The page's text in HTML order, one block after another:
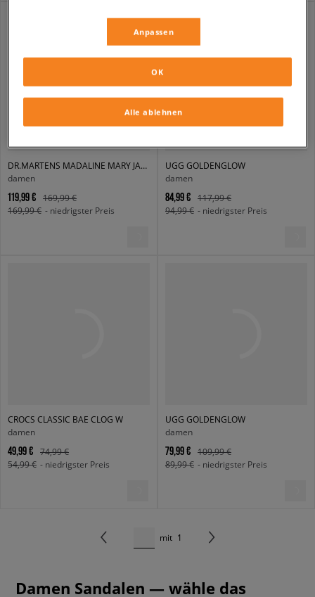
DR.MARTENS MADALINE MARY JANE
damen
119,99 €
169,99 €
169,99 € - niedrigster Preis
UGG GOLDENGLOW
damen
84,99 €
117,99 €
94,99 € - niedrigster Preis
CROCS CLASSIC BAE CLOG W
damen
49,99 €
74,99 €
54,99 € - niedrigster Preis
UGG GOLDENGLOW
damen
79,99 €
109,99 €
89,99 € - niedrigster Preis
mit 1
Damen Sandalen — wähle das
Anpassen
Alle ablehnen
OK